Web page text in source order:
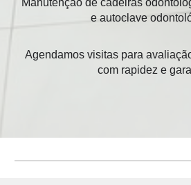
Manutenção de cadeiras
e autoclave
Agendamos visitas para
com rapidez e